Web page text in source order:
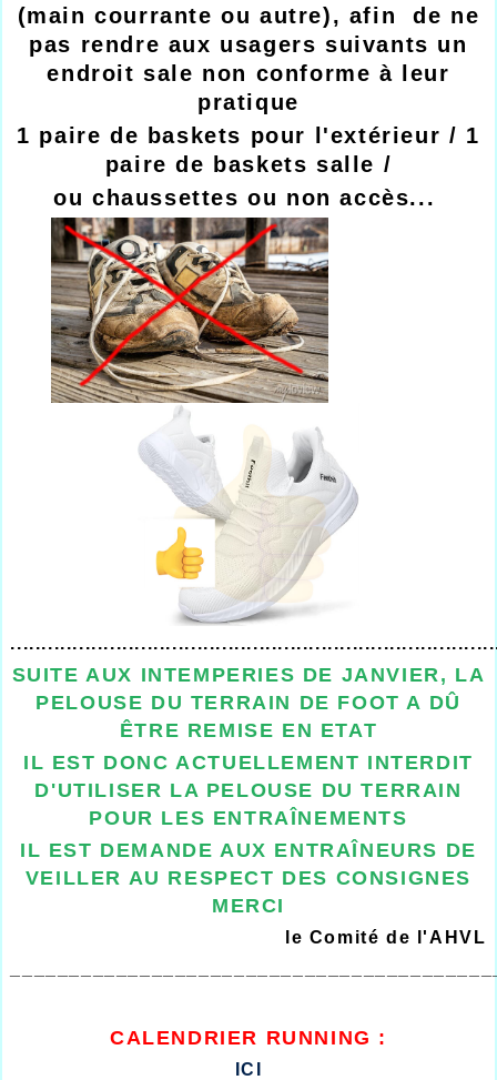
(main courrante ou autre), afin de ne
pas rendre aux usagers suivants un
endroit sale non conforme à leur
pratique
1 paire de baskets pour l'extérieur / 1
paire de baskets salle /
ou chaussettes ou non accès...
SUITE AUX INTEMPERIES DE JANVIER, LA
PELOUSE DU TERRAIN DE FOOT A DÛ
ÊTRE REMISE EN ETAT
IL EST DONC ACTUELLEMENT INTERDIT
D'UTILISER LA PELOUSE DU TERRAIN
POUR LES ENTRAÎNEMENTS
IL EST DEMANDE AUX ENTRAÎNEURS DE
VEILLER AU RESPECT DES CONSIGNES
MERCI
le Comité de l'AHVL
CALENDRIER RUNNING :
ICI